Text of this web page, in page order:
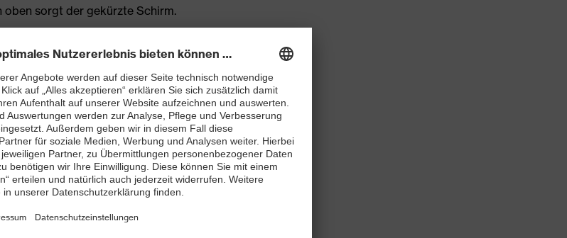
sorgt der gekürzte Schirm.
Kapselgehörschutz und dem uvex
im Elektrikerbereich
schwarz